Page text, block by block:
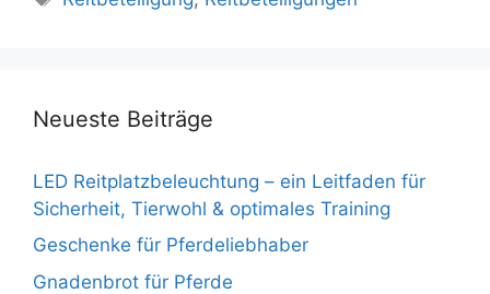
Neueste Beiträge
LED Reitplatzbeleuchtung – ein Leitfaden für
Sicherheit, Tierwohl & optimales Training
Geschenke für Pferdeliebhaber
Gnadenbrot für Pferde